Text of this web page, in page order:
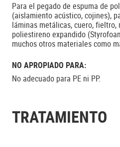
Para el pegado de espuma de
(aislamiento acústico, cojines),
láminas metálicas, cuero,
poliestireno expandido
muchos otros materiales como
NO APROPIADO PARA:
No adecuado para PE ni PP.
TRATAMIENTO